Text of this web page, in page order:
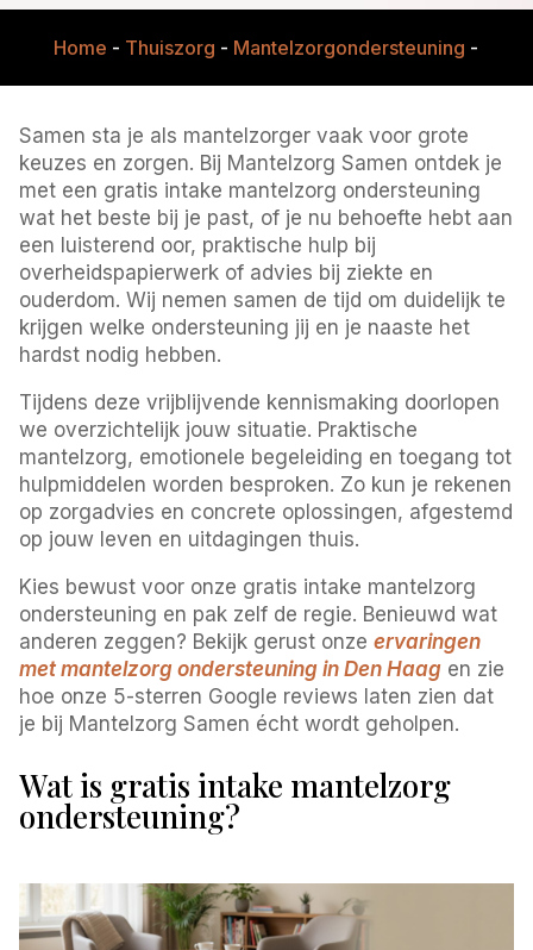
Home - Thuiszorg - Mantelzorgondersteuning -
Samen sta je als mantelzorger vaak voor grote
keuzes en zorgen. Bij Mantelzorg Samen ontdek je
met een gratis intake mantelzorg ondersteuning
wat het beste bij je past, of je nu behoefte hebt aan
een luisterend oor, praktische hulp bij
overheidspapierwerk of advies bij ziekte en
ouderdom. Wij nemen samen de tijd om duidelijk te
krijgen welke ondersteuning jij en je naaste het
hardst nodig hebben.
Tijdens deze vrijblijvende kennismaking doorlopen
we overzichtelijk jouw situatie. Praktische
mantelzorg, emotionele begeleiding en toegang tot
hulpmiddelen worden besproken. Zo kun je rekenen
op zorgadvies en concrete oplossingen, afgestemd
op jouw leven en uitdagingen thuis.
Kies bewust voor onze gratis intake mantelzorg
ondersteuning en pak zelf de regie. Benieuwd wat
anderen zeggen? Bekijk gerust onzeervaringen
met mantelzorg ondersteuning in Den Haag en zie
hoe onze 5-sterren Google reviews laten zien dat
je bij Mantelzorg Samen écht wordt geholpen.
Wat is gratis intake mantelzorg
ondersteuning?